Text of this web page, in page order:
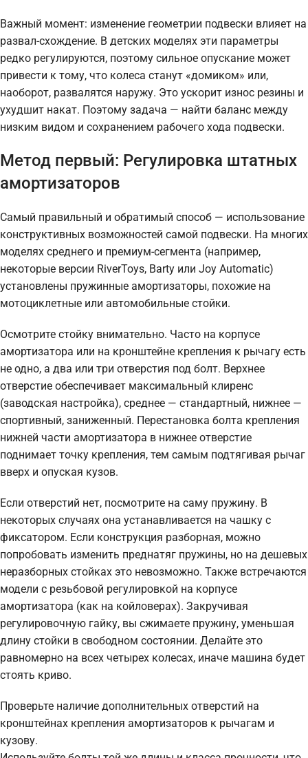
Важный момент: изменение геометрии подвески влияет на
развал-схождение. В детских моделях эти параметры
редко регулируются, поэтому сильное опускание может
привести к тому, что колеса станут «домиком» или,
наоборот, развалятся наружу. Это ускорит износ резины и
ухудшит накат. Поэтому задача — найти баланс между
низким видом и сохранением рабочего хода подвески.
Метод первый: Регулировка штатных
амортизаторов
Самый правильный и обратимый способ — использование
конструктивных возможностей самой подвески. На многих
моделях среднего и премиум-сегмента (например,
некоторые версии RiverToys, Barty или Joy Automatic)
установлены пружинные амортизаторы, похожие на
мотоциклетные или автомобильные стойки.
Осмотрите стойку внимательно. Часто на корпусе
амортизатора или на кронштейне крепления к рычагу есть
не одно, а два или три отверстия под болт. Верхнее
отверстие обеспечивает максимальный клиренс
(заводская настройка), среднее — стандартный, нижнее —
спортивный, заниженный. Перестановка болта крепления
нижней части амортизатора в нижнее отверстие
поднимает точку крепления, тем самым подтягивая рычаг
вверх и опуская кузов.
Если отверстий нет, посмотрите на саму пружину. В
некоторых случаях она устанавливается на чашку с
фиксатором. Если конструкция разборная, можно
попробовать изменить преднатяг пружины, но на дешевых
неразборных стойках это невозможно. Также встречаются
модели с резьбовой регулировкой на корпусе
амортизатора (как на койловерах). Закручивая
регулировочную гайку, вы сжимаете пружину, уменьшая
длину стойки в свободном состоянии. Делайте это
равномерно на всех четырех колесах, иначе машина будет
стоять криво.
Проверьте наличие дополнительных отверстий на
кронштейнах крепления амортизаторов к рычагам и
кузову.